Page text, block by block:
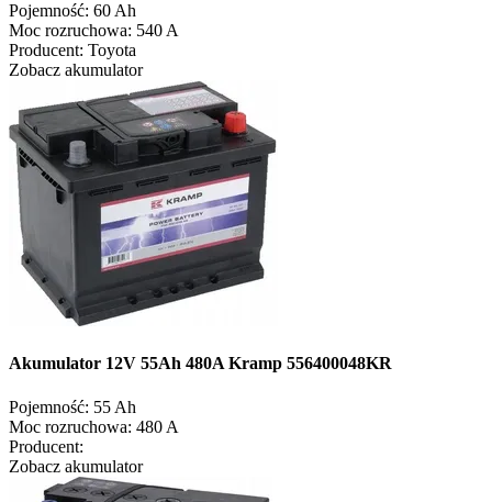
Pojemność: 60 Ah
Moc rozruchowa: 540 A
Producent: Toyota
Zobacz akumulator
Akumulator 12V 55Ah 480A Kramp 556400048KR
Pojemność: 55 Ah
Moc rozruchowa: 480 A
Producent:
Zobacz akumulator